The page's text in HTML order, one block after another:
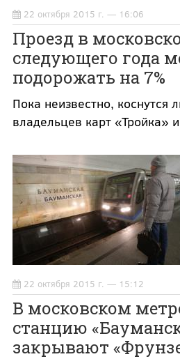
22 октября 2015 г. — 16:06
Проезд в
следующего года
подорожать на 7%
Пока неизвестно, коснутся
владельцев карт «Тройка»
22 октября 2015 г. — 15:12
В московском
станцию
закрывают